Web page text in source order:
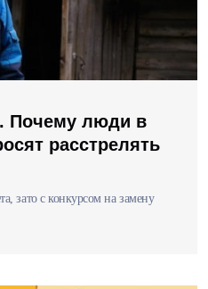
Почему люди в
расстрелять
зато с конкурсом на замену